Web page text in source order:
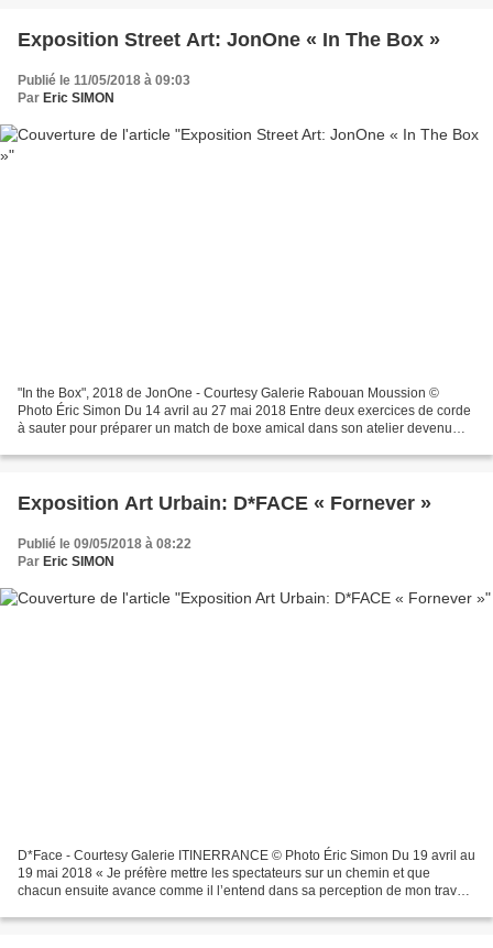
Exposition Street Art: JonOne « In The Box »
Publié le 11/05/2018 à 09:03
Par Eric SIMON
"In the Box", 2018 de JonOne - Courtesy Galerie Rabouan Moussion ©
Photo Éric Simon Du 14 avril au 27 mai 2018 Entre deux exercices de corde
à sauter pour préparer un match de boxe amical dans son atelier devenu
Exposition Art Urbain: D*FACE « Fornever »
Publié le 09/05/2018 à 08:22
Par Eric SIMON
D*Face - Courtesy Galerie ITINERRANCE © Photo Éric Simon Du 19 avril au
19 mai 2018 « Je préfère mettre les spectateurs sur un chemin et que
chacun ensuite avance comme il l’entend dans sa perception de mon travail.